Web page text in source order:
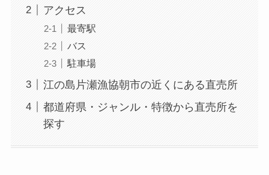
アクセス
最寄駅
バス
駐車場
江の島片瀬漁協朝市の近くにある直売所
都道府県・ジャンル・特徴から直売所を
探す